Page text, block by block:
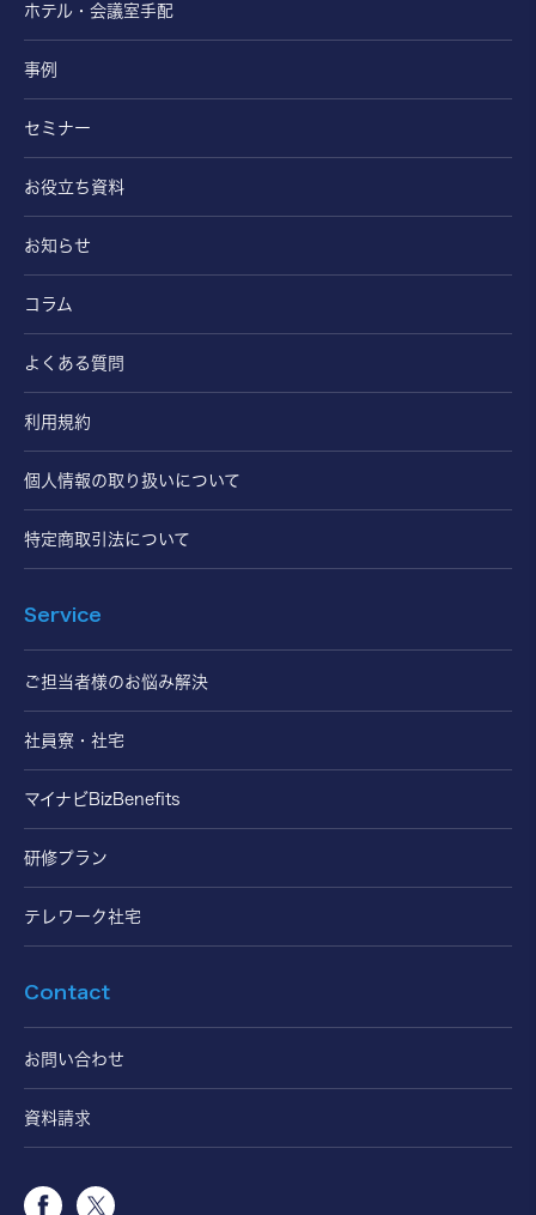
ホテル・会議室手配
事例
セミナー
お役立ち資料
お知らせ
コラム
よくある質問
利用規約
個人情報の取り扱いについて
特定商取引法について
Service
ご担当者様のお悩み解決
社員寮・社宅
マイナビBizBenefits
研修プラン
テレワーク社宅
Contact
お問い合わせ
資料請求